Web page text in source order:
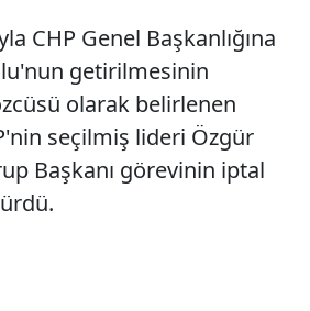
CHP Genel Başkanlığına
getirilmesinin
olarak belirlenen
seçilmiş lideri Özgür
Başkanı görevinin iptal